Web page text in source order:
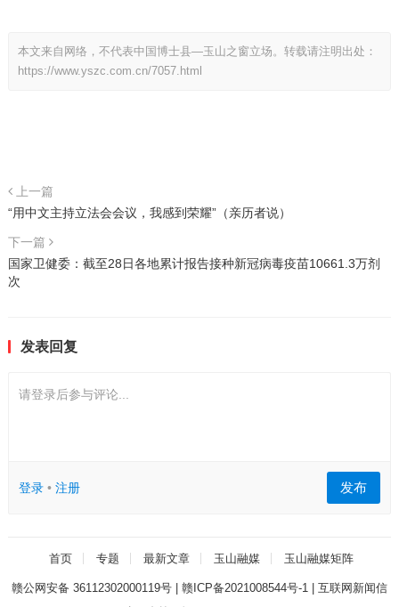
本文来自网络，不代表中国博士县—玉山之窗立场。转载请注明出处：
https://www.yszc.com.cn/7057.html
上一篇
“用中文主持立法会会议，我感到荣耀”（亲历者说）
下一篇
国家卫健委：截至28日各地累计报告接种新冠病毒疫苗10661.3万剂
次
发表回复
请登录后参与评论...
登录• 注册 发布
首页 专题 最新文章 玉山融媒 玉山融媒矩阵
赣公网安备 36112302000119号| 赣ICP备2021008544号-1| 互联网新闻信